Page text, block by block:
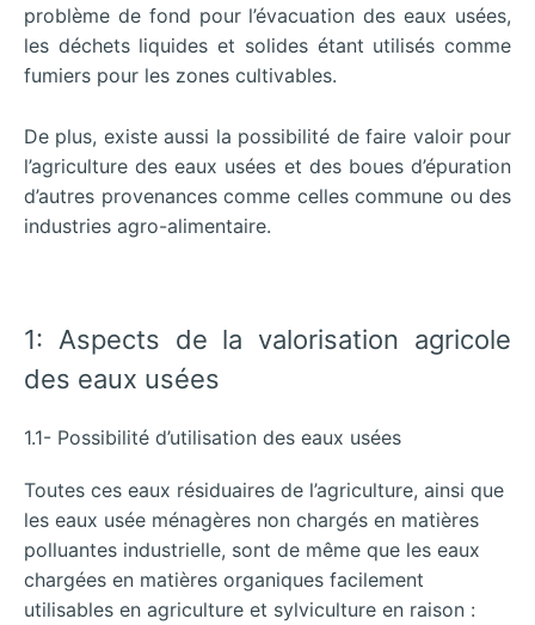
problème de fond pour l’évacuation des eaux usées,
les déchets liquides et solides étant utilisés comme
fumiers pour les zones cultivables.
De plus, existe aussi la possibilité de faire valoir pour
l’agriculture des eaux usées et des boues d’épuration
d’autres provenances comme celles commune ou des
industries agro-alimentaire.
1: Aspects de la valorisation agricole
des eaux usées
1.1- Possibilité d’utilisation des eaux usées
Toutes ces eaux résiduaires de l’agriculture, ainsi que
les eaux usée ménagères non chargés en matières
polluantes industrielle, sont de même que les eaux
chargées en matières organiques facilement
utilisables en agriculture et sylviculture en raison :